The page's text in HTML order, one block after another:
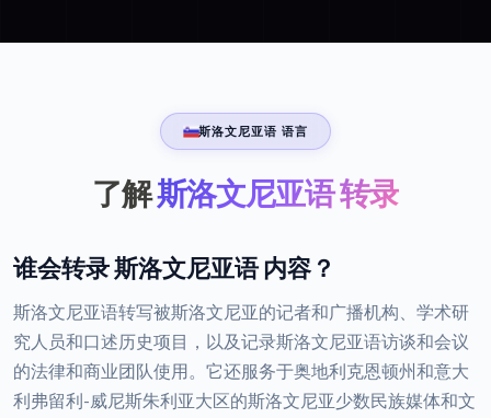
斯洛文尼亚语 语言
了解斯洛文尼亚语 转录
谁会转录 斯洛文尼亚语 内容？
斯洛文尼亚语转写被斯洛文尼亚的记者和广播机构、学术研
究人员和口述历史项目，以及记录斯洛文尼亚语访谈和会议
的法律和商业团队使用。它还服务于奥地利克恩顿州和意大
利弗留利-威尼斯朱利亚大区的斯洛文尼亚少数民族媒体和文